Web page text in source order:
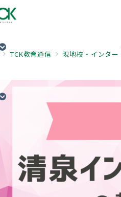
TCK教育通信 現地校・インター